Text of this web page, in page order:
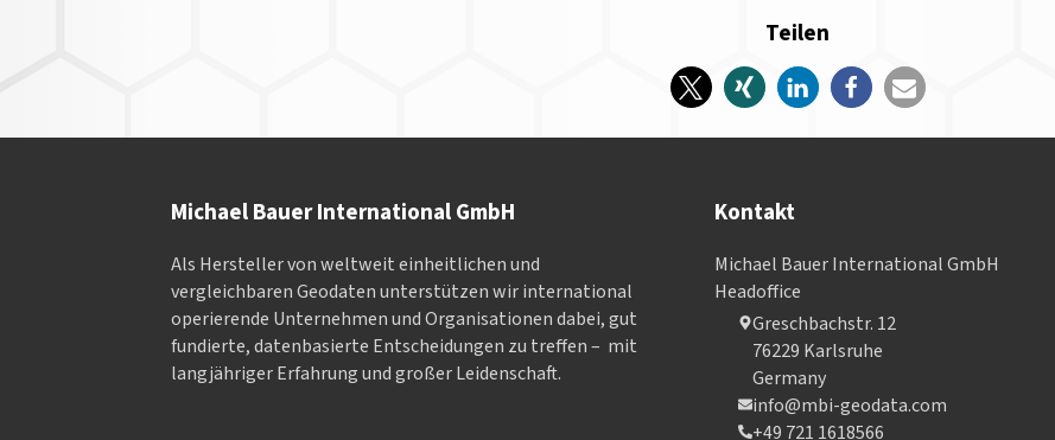
Teilen
Michael Bauer International GmbH
Als Hersteller von weltweit einheitlichen und
vergleichbaren Geodaten un­ter­stüt­zen wir in­ter­na­tional
ope­rieren­de Un­ter­neh­men und Or­ga­nisa­tionen dabei, gut
fundierte, datenbasierte Entscheidungen zu treffen – mit
langjähriger Erfahrung und großer Leidenschaft.
Kontakt
Michael Bauer International GmbH
Headoffice
Greschbachstr. 12
76229 Karlsruhe
Germany
info@mbi-geodata.com
+49 721 1618566